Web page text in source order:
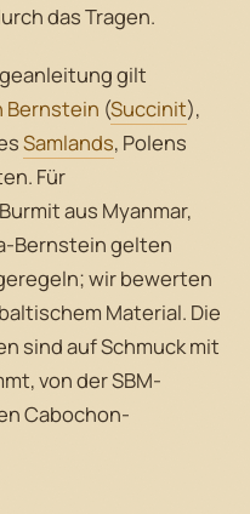
das Tragen.
gilt
Bernstein (Succinit),
Samlands, Polens
Für
aus Myanmar,
Bernstein gelten
wir bewerten
Material. Die
sind auf Schmuck mit
von der SBM-
Cabochon-